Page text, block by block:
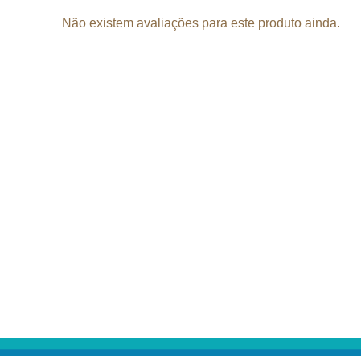
Não existem avaliações para este produto ainda.